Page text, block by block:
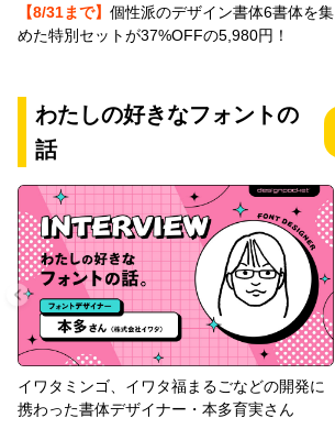
【8/31まで】 個性派のデザイン書体6書体を集
めた特別セットが37%OFFの5,980円！
わたしの好きなフォントの
話
イワタミンゴ、イワタ福まるごなどの開発に
携わった書体デザイナー・本多育実さん